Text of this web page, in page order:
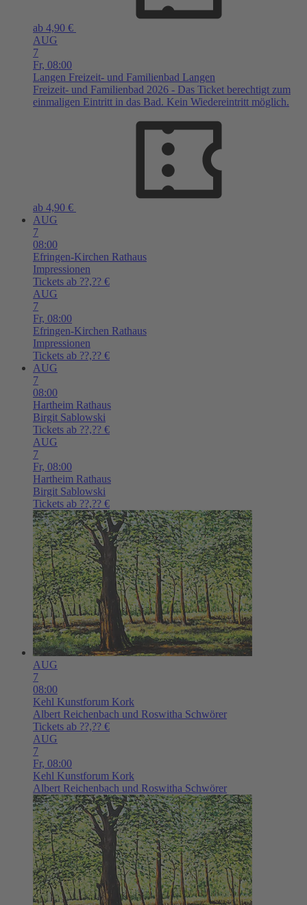
ab 4,90 €
AUG
7
Fr, 08:00
Langen Freizeit- und Familienbad Langen
Freizeit- und Familienbad 2026 - Das Ticket berechtigt zum
einmaligen Eintritt in das Bad. Kein Wiedereintritt möglich.
ab 4,90 €
AUG
7
08:00
Efringen-Kirchen Rathaus
Impressionen
Tickets ab ??,?? €
AUG
7
Fr, 08:00
Efringen-Kirchen Rathaus
Impressionen
Tickets ab ??,?? €
AUG
7
08:00
Hartheim Rathaus
Birgit Sablowski
Tickets ab ??,?? €
AUG
7
Fr, 08:00
Hartheim Rathaus
Birgit Sablowski
Tickets ab ??,?? €
AUG
7
08:00
Kehl Kunstforum Kork
Albert Reichenbach und Roswitha Schwörer
Tickets ab ??,?? €
AUG
7
Fr, 08:00
Kehl Kunstforum Kork
Albert Reichenbach und Roswitha Schwörer